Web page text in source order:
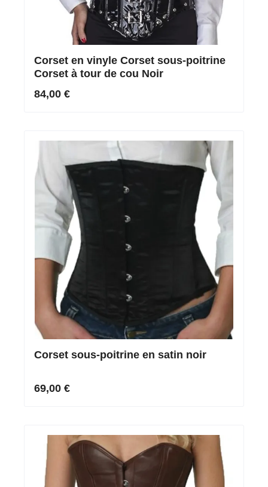
Corset en vinyle Corset sous-poitrine
Corset à tour de cou Noir
84,00 €
Corset sous-poitrine en satin noir
69,00 €